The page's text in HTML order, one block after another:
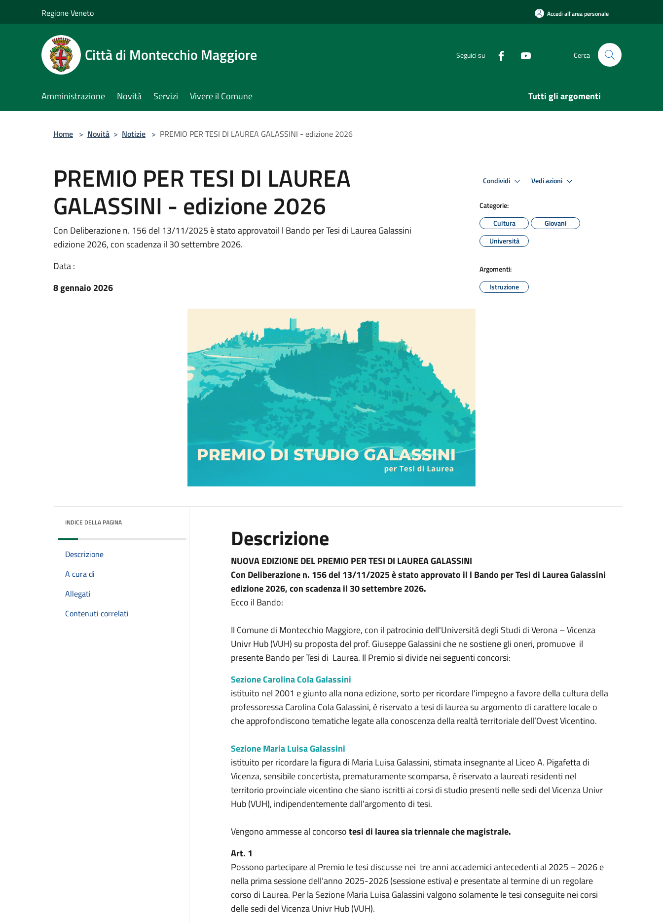
Regione Veneto Accedi all'area personale
Città di Montecchio Maggiore Seguici su Cerca
Amministrazione Novità Servizi Vivere il Comune Tutti gli argomenti
Home > Novità > Notizie > PREMIO PER TESI DI LAUREA GALASSINI - edizione 2026
PREMIO PER TESI DI LAUREA
GALASSINI - edizione 2026
Con Deliberazione n. 156 del 13/11/2025 è stato approvatoil l Bando per Tesi di Laurea Galassini
edizione 2026, con scadenza il 30 settembre 2026.
Data :
8 gennaio 2026
Condividi Vedi azioni
Categorie:
Cultura
Giovani
Università
Argomenti:
Istruzione
INDICE DELLA PAGINA
Descrizione
A cura di
Allegati
Contenuti correlati
Descrizione
NUOVA EDIZIONE DEL PREMIO PER TESI DI LAUREA GALASSINI
Con Deliberazione n. 156 del 13/11/2025 è stato approvato il l Bando per Tesi di Laurea Galassini
edizione 2026, con scadenza il 30 settembre 2026.
Ecco il Bando:
Il Comune di Montecchio Maggiore, con il patrocinio dell'Università degli Studi di Verona – Vicenza
Univr Hub (VUH) su proposta del prof. Giuseppe Galassini che ne sostiene gli oneri, promuove il
presente Bando per Tesi di Laurea. Il Premio si divide nei seguenti concorsi:
Sezione Carolina Cola Galassini
istituito nel 2001 e giunto alla nona edizione, sorto per ricordare l'impegno a favore della cultura della
professoressa Carolina Cola Galassini, è riservato a tesi di laurea su argomento di carattere locale o
che approfondiscono tematiche legate alla conoscenza della realtà territoriale dell’Ovest Vicentino.
Sezione Maria Luisa Galassini
istituito per ricordare la figura di Maria Luisa Galassini, stimata insegnante al Liceo A. Pigafetta di
Vicenza, sensibile concertista, prematuramente scomparsa, è riservato a laureati residenti nel
territorio provinciale vicentino che siano iscritti ai corsi di studio presenti nelle sedi del Vicenza Univr
Hub (VUH), indipendentemente dall'argomento di tesi.
Vengono ammesse al concorsotesi di laurea sia triennale che magistrale.
Art. 1
Possono partecipare al Premio le tesi discusse nei tre anni accademici antecedenti al 2025 – 2026 e
nella prima sessione dell’anno 2025-2026 (sessione estiva) e presentate al termine di un regolare
corso di Laurea. Per la Sezione Maria Luisa Galassini valgono solamente le tesi conseguite nei corsi
delle sedi del Vicenza Univr Hub (VUH).